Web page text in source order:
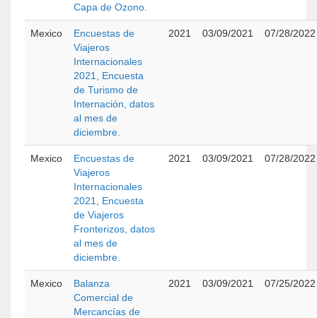
Capa de Ozono.
Mexico
Encuestas de
Viajeros
Internacionales
2021, Encuesta
de Turismo de
Internación, datos
al mes de
diciembre.
2021 03/09/2021 07/28/2022
Mexico
Encuestas de
Viajeros
Internacionales
2021, Encuesta
de Viajeros
Fronterizos, datos
al mes de
diciembre.
2021 03/09/2021 07/28/2022
Mexico
Balanza
Comercial de
Mercancías de
2021 03/09/2021 07/25/2022